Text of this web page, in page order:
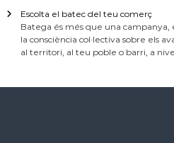
Escolta el batec del teu comerç
Batega és més que una
la consciència col·lectiva sobre els
al territori, al teu poble o barri, a